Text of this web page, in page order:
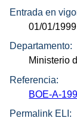
Entrada en
01/01/1999
Departamento:
Ministerio
Referencia:
BOE-A-
Permalink ELI: